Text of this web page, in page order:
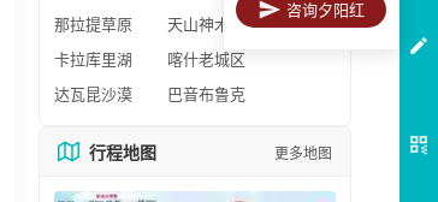
那拉提草原
天山神木园
卡拉库里湖
喀什老城区
达瓦昆沙漠
巴音布鲁克
行程地图 更多地图
咨询夕阳红